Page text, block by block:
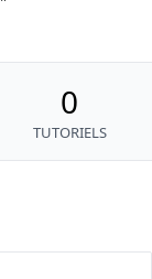
0
TUTORIELS